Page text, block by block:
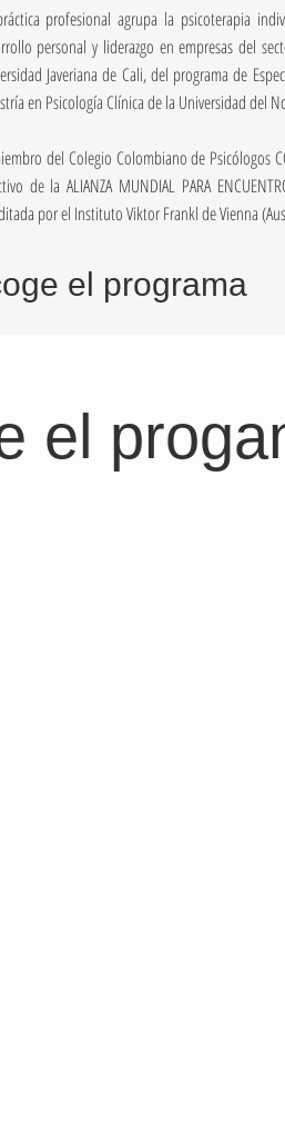
profesional agrupa la psicoterapia
personal y liderazgo en empresas del
Javeriana de Cali, del programa de
en Psicología Clínica de la Universidad del
del Colegio Colombiano de Psicólogos
de la ALIANZA MUNDIAL PARA
por el Instituto Viktor Frankl de Vienna
el programa
el